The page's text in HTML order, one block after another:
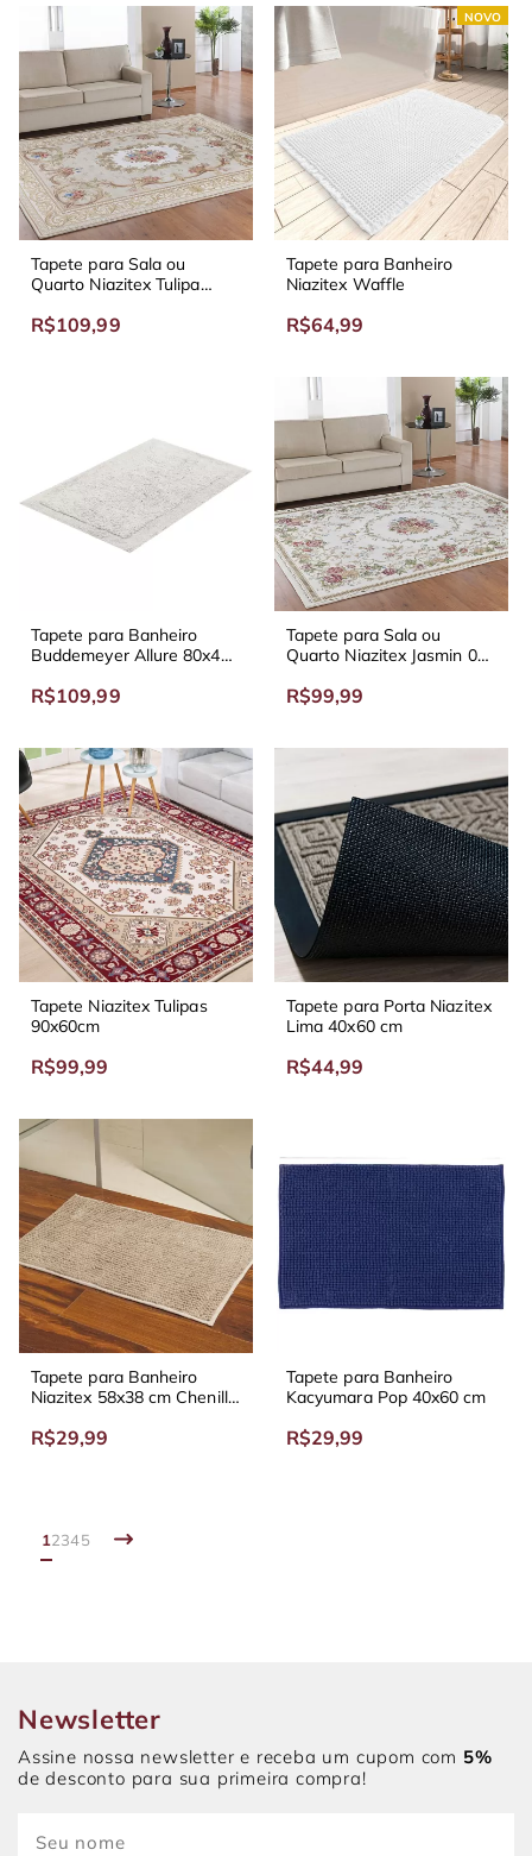
Tapete para Sala ou
Quarto Niazitex Tulipa
R$109,99
NOVO
Tapete para Banheiro
Niazitex Waffle
R$64,99
Tapete para Banheiro
Buddemeyer Allure 80x48
R$109,99
Tapete para Sala ou
Quarto Niazitex Jasmin 02
R$99,99
Tapete Niazitex Tulipas
90x60cm
R$99,99
Tapete para Porta Niazitex
Lima 40x60 cm
R$44,99
Tapete para Banheiro
Niazitex 58x38 cm Chenille
R$29,99
Tapete para Banheiro
Kacyumara Pop 40x60 cm
R$29,99
12345
Newsletter
Assine nossa newsletter e receba um cupom com 5%
de desconto para sua primeira compra!